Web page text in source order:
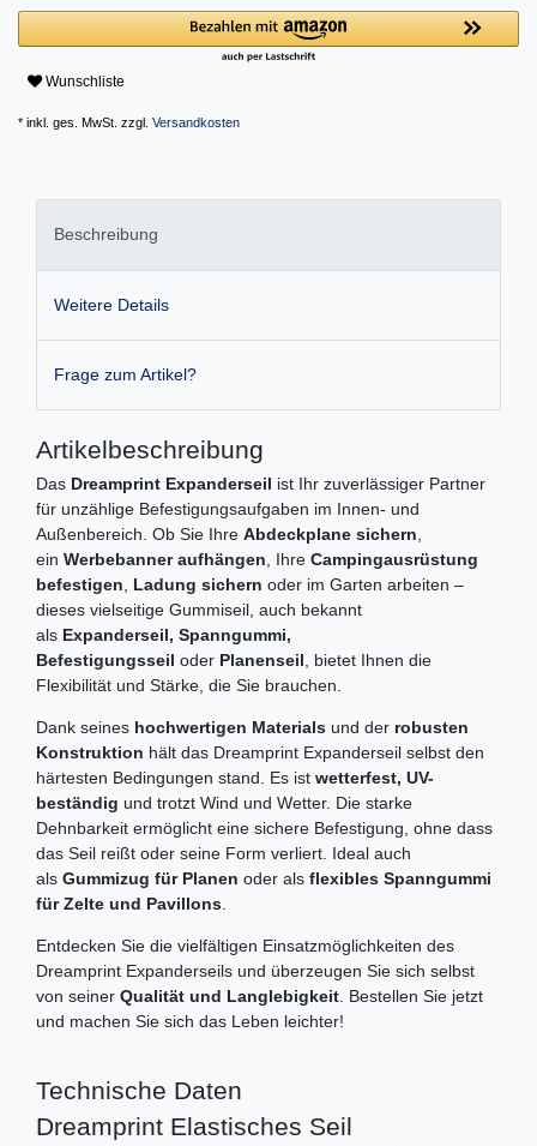
Wunschliste
* inkl. ges. MwSt. zzgl. Versandkosten
Beschreibung
Weitere Details
Frage zum Artikel?
Artikelbeschreibung
Das Dreamprint Expanderseil ist Ihr zuverlässiger Partner
für unzählige Befestigungsaufgaben im Innen- und
Außenbereich. Ob Sie Ihre Abdeckplane sichern,
ein Werbebanner aufhängen, Ihre Campingausrüstung
befestigen, Ladung sichern oder im Garten arbeiten –
dieses vielseitige Gummiseil, auch bekannt
als Expanderseil, Spanngummi,
Befestigungsseil oder Planenseil, bietet Ihnen die
Flexibilität und Stärke, die Sie brauchen.
Dank seines hochwertigen Materials und der robusten
Konstruktion hält das Dreamprint Expanderseil selbst den
härtesten Bedingungen stand. Es ist wetterfest, UV-
beständig und trotzt Wind und Wetter. Die starke
Dehnbarkeit ermöglicht eine sichere Befestigung, ohne dass
das Seil reißt oder seine Form verliert. Ideal auch
als Gummizug für Planen oder als flexibles Spanngummi
für Zelte und Pavillons.
Entdecken Sie die vielfältigen Einsatzmöglichkeiten des
Dreamprint Expanderseils und überzeugen Sie sich selbst
von seiner Qualität und Langlebigkeit. Bestellen Sie jetzt
und machen Sie sich das Leben leichter!
Technische Daten
Dreamprint Elastisches Seil